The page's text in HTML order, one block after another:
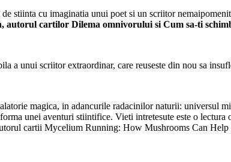
stiinta cu imaginatia unui poet si un scriitor
autorul cartilor Dilema omnivorului si Cum sa-ti
a unui scriitor extraordinar, care reuseste din nou sa
magica, in adancurile radacinilor naturii: universul
unei aventuri stiintifice. Vieti intretesute este o
cartii Mycelium Running: How Mushrooms Can Help